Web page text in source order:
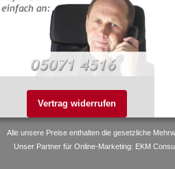
Vertrag widerrufen
Alle unsere Preise enthalten die gesetzliche
Unser Partner für Online-Marketing: EKM